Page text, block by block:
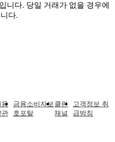
니다. 당일 거래가 없을 경우에
다.
용
관
금융소비자보
호포탈
클린
채널
고객정보 취
급방침